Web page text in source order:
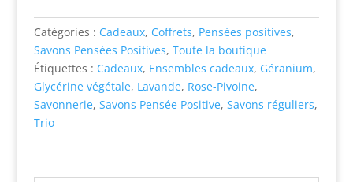
Lavande,
Géranium
et
Rose-
Pivoine
Catégories : Cadeaux, Coffrets, Pensées positives,
Savons Pensées Positives, Toute la boutique
Étiquettes : Cadeaux, Ensembles cadeaux, Géranium,
Glycérine végétale, Lavande, Rose-Pivoine,
Savonnerie, Savons Pensée Positive, Savons réguliers,
Trio